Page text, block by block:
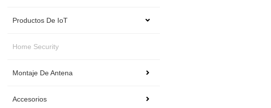
Productos De IoT
Home Security
Montaje De Antena
Accesorios